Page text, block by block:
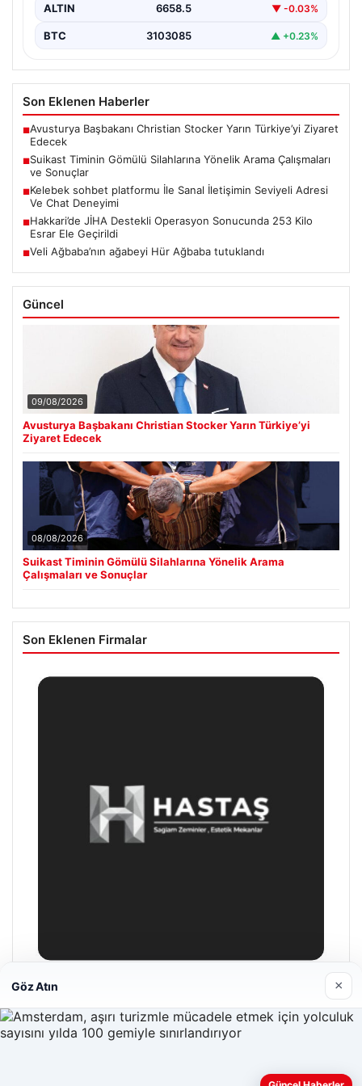
ALTIN 6658.5 ▼ -0.03%
BTC 3103085 ▲ +0.23%
Son Eklenen Haberler
■Avusturya Başbakanı Christian Stocker Yarın Türkiye’yi Ziyaret
Edecek
■Suikast Timinin Gömülü Silahlarına Yönelik Arama Çalışmaları
ve Sonuçlar
■Kelebek sohbet platformu İle Sanal İletişimin Seviyeli Adresi
Ve Chat Deneyimi
■Hakkari’de JİHA Destekli Operasyon Sonucunda 253 Kilo
Esrar Ele Geçirildi
■Veli Ağbaba’nın ağabeyi Hür Ağbaba tutuklandı
Güncel
09/08/2026
Avusturya Başbakanı Christian Stocker Yarın Türkiye’yi
Ziyaret Edecek
08/08/2026
Suikast Timinin Gömülü Silahlarına Yönelik Arama
Çalışmaları ve Sonuçlar
Son Eklenen Firmalar
Hastaş Beton
26/05/2026
Göz Atın ×